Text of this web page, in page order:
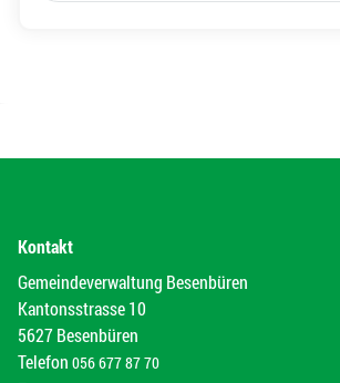
Kontakt
Gemeindeverwaltung Besenbüren
Kantonsstrasse 10
5627 Besenbüren
Telefon 056 677 87 70